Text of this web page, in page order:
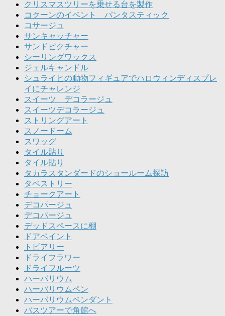
クリスマスツリーを乗せる台を製作
コクーンのイベント パンタスティック
コサージュ
サンキャッチャー
サンドピクチャー
シーリングワックス
ジェルキャンドル
シュライヒの動物フィギュアでハロウィンディスプレ
イにチャレンジ
スイーツ デコラージュ
スイーツデコラージュ
ストリングアート
スノードーム
スワッグ
タイル貼り
タイル貼り
タカラスタンダードのショールーム探訪
タペストリー
チョークアート
デコパージュ
デコパージュ
デッドスペースに棚
ドアペイント
トピアリー
ドライフラワー
ドライフルーツ
ハーバリウム
ハーバリウムペン
ハーバリウムペンダント
バスツアーで角館へ